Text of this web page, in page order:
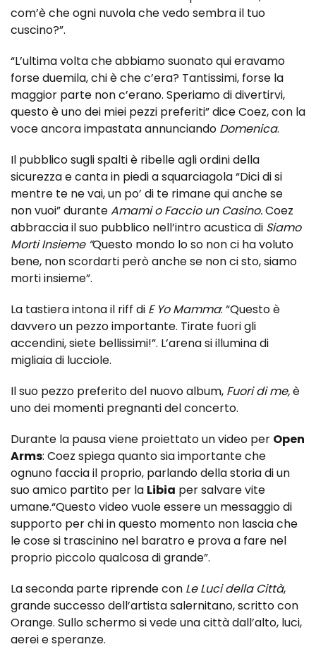
com’è che ogni nuvola che vedo sembra il tuo
cuscino?”.
“L’ultima volta che abbiamo suonato qui eravamo
forse duemila, chi è che c’era? Tantissimi, forse la
maggior parte non c’erano. Speriamo di divertirvi,
questo è uno dei miei pezzi preferiti” dice Coez, con la
voce ancora impastata annunciando Domenica.
Il pubblico sugli spalti è ribelle agli ordini della
sicurezza e canta in piedi a squarciagola “Dici di si
mentre te ne vai, un po’ di te rimane qui anche se
non vuoi” duranteAmami o Faccio un Casino.Coez
abbraccia il suo pubblico nell’intro acustica di Siamo
Morti Insieme “Questo mondo lo so non ci ha voluto
bene, non scordarti però anche se non ci sto, siamo
morti insieme”.
La tastiera intona il riff di E Yo Mamma: “Questo è
davvero un pezzo importante. Tirate fuori gli
accendini, siete bellissimi!”. L’arena si illumina di
migliaia di lucciole.
Il suo pezzo preferito del nuovo album, Fuori di me,è
uno dei momenti pregnanti del concerto.
Durante la pausa viene proiettato un video per Open
Arms: Coez spiega quanto sia importante che
ognuno faccia il proprio, parlando della storia di un
suo amico partito per la Libia per salvare vite
umane.“Questo video vuole essere un messaggio di
supporto per chi in questo momento non lascia che
le cose si trascinino nel baratro e prova a fare nel
proprio piccolo qualcosa di grande”.
La seconda parte riprende con Le Luci della Città,
grande successo dell’artista salernitano, scritto con
Orange. Sullo schermo si vede una città dall’alto, luci,
aerei e speranze.